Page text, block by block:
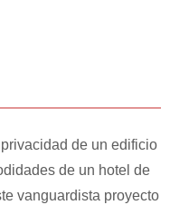
de un edificio
de un hotel de
vanguardista proyecto